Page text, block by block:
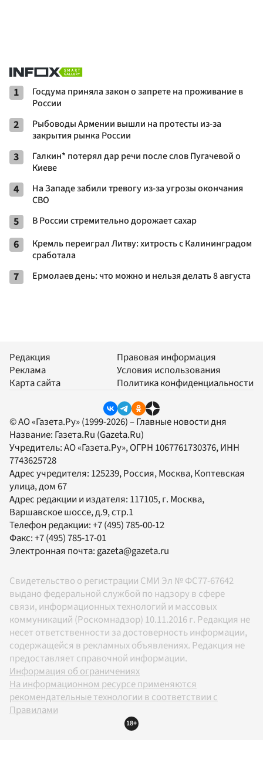
1
Госдума приняла закон о запрете на проживание в
России
2
Рыбоводы Армении вышли на протесты из-за
закрытия рынка России
3
Галкин* потерял дар речи после слов Пугачевой о
Киеве
4
На Западе забили тревогу из-за угрозы окончания
СВО
5 В России стремительно дорожает сахар
6
Кремль переиграл Литву: хитрость с Калининградом
сработала
7 Ермолаев день: что можно и нельзя делать 8 августа
Редакция
Реклама
Карта сайта
Правовая информация
Условия использования
Политика конфиденциальности
© АО «Газета.Ру» (1999-2026) – Главные новости дня
Название: Газета.Ru (Gazeta.Ru)
Учредитель:АО «Газета.Ру», ОГРН 1067761730376, ИНН
7743625728
Адрес учредителя: 125239, Россия, Москва, Коптевская
улица, дом 67
Адрес редакции и издателя: 117105, г. Москва,
Варшавское шоссе, д.9, стр.1
Телефон редакции:+7 (495) 785-00-12
Факс:+7 (495) 785-17-01
Электронная почта:gazeta@gazeta.ru
Свидетельство о регистрации СМИ Эл № ФС77-67642
выдано федеральной службой по надзору в сфере
связи, информационных технологий и массовых
коммуникаций (Роскомнадзор) 10.11.2016 г. Редакция не
несет ответственности за достоверность информации,
содержащейся в рекламных объявлениях. Редакция не
предоставляет справочной информации.
Информация об ограничениях
На информационном ресурсе применяются
рекомендательные технологии в соответствии с
Правилами
18+